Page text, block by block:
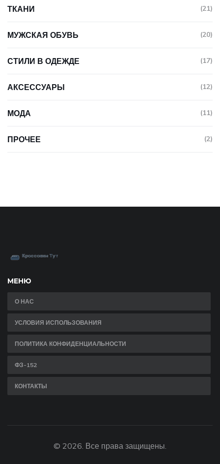
ТКАНИ (21)
МУЖСКАЯ ОБУВЬ (20)
СТИЛИ В ОДЕЖДЕ (17)
АКСЕССУАРЫ (12)
МОДА (11)
ПРОЧЕЕ (2)
МЕНЮ
О НАС
УСЛОВИЯ ИСПОЛЬЗОВАНИЯ
ПОЛИТИКА КОНФИДЕНЦИАЛЬНОСТИ
ФЗ-152
КОНТАКТЫ
© 2026. Все права защищены.